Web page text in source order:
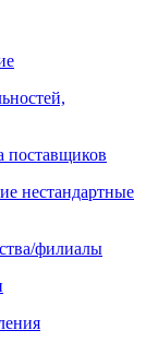
поставщиков
нестандартные
филиалы